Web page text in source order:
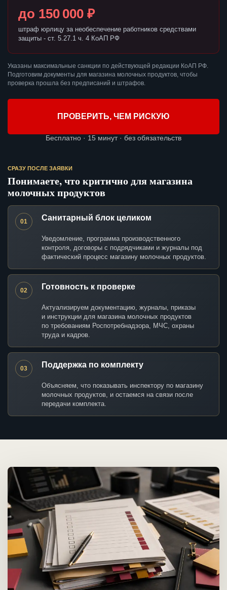
до 150 000 ₽
штраф юрлицу за необеспечение работников средствами
защиты - ст. 5.27.1 ч. 4 КоАП РФ
Указаны максимальные санкции по действующей редакции КоАП РФ.
Подготовим документы для магазина молочных продуктов, чтобы
проверка прошла без предписаний и штрафов.
ПРОВЕРИТЬ, ЧЕМ РИСКУЮ
Бесплатно · 15 минут · без обязательств
СРАЗУ ПОСЛЕ ЗАЯВКИ
Понимаете, что критично для магазина
молочных продуктов
01 Санитарный блок целиком
Уведомление, программа производственного
контроля, договоры с подрядчиками и журналы под
фактический процесс магазину молочных продуктов.
02 Готовность к проверке
Актуализируем документацию, журналы, приказы
и инструкции для магазина молочных продуктов
по требованиям Роспотребнадзора, МЧС, охраны
труда и кадров.
03 Поддержка по комплекту
Объясняем, что показывать инспектору по магазину
молочных продуктов, и остаемся на связи после
передачи комплекта.